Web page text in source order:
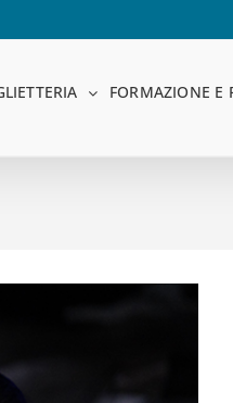
FORMAZIONE E